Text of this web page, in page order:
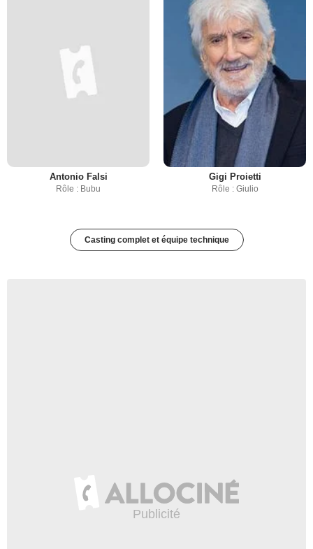
Antonio Falsi
Rôle : Bubu
Gigi Proietti
Rôle : Giulio
Casting complet et équipe technique